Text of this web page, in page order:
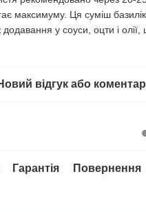
максимуму. Ця суміш
у соуси, оцти і
відгук або коментар
Гарантія Повернення